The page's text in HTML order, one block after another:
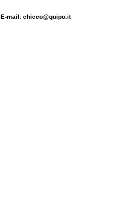
E-mail: chicco@quipo.it